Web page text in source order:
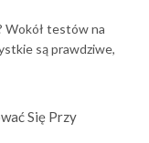
Wokół testów na
są prawdziwe,
Się Przy